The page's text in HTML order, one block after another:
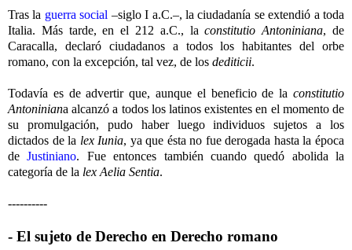
Tras la guerra social –siglo I a.C.–, la ciudadanía se extendió a toda
Italia. Más tarde, en el 212 a.C., laconstitutio Antoniniana, de
Caracalla, declaró ciudadanos a todos los habitantes del orbe
romano, con la excepción, tal vez, de los dediticii.
Todavía es de advertir que, aunque el beneficio de la constitutio
Antoniniana alcanzó a todos los latinos existentes en el momento de
su promulgación, pudo haber luego individuos sujetos a los
dictados de la lex Iunia, ya que ésta no fue derogada hasta la época
deJustiniano. Fue entonces también cuando quedó abolida la
categoría de la lex Aelia Sentia.
----------
- El sujeto de Derecho en Derecho romano